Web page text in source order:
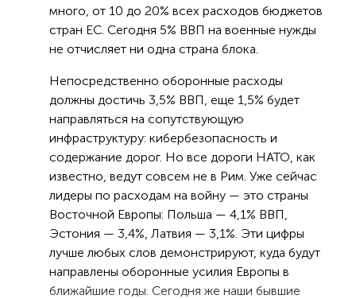
много, от 10 до 20% всех расходов бюджетов
стран ЕС. Сегодня 5% ВВП на военные нужды
не отчисляет ни одна страна блока.
Непосредственно оборонные расходы
должны достичь 3,5% ВВП, еще 1,5% будет
направляться на сопутствующую
инфраструктуру: кибербезопасность и
содержание дорог. Но все дороги НАТО, как
известно, ведут совсем не в Рим. Уже сейчас
лидеры по расходам на войну — это страны
Восточной Европы: Польша — 4,1% ВВП,
Эстония — 3,4%, Латвия — 3,1%. Эти цифры
лучше любых слов демонстрируют, куда будут
направлены оборонные усилия Европы в
ближайшие годы. Сегодня же наши бывшие